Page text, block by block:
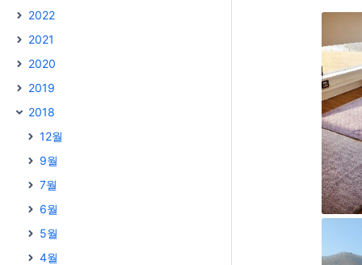
2022
2021
2020
2019
2018
12월
9월
7월
6월
5월
4월